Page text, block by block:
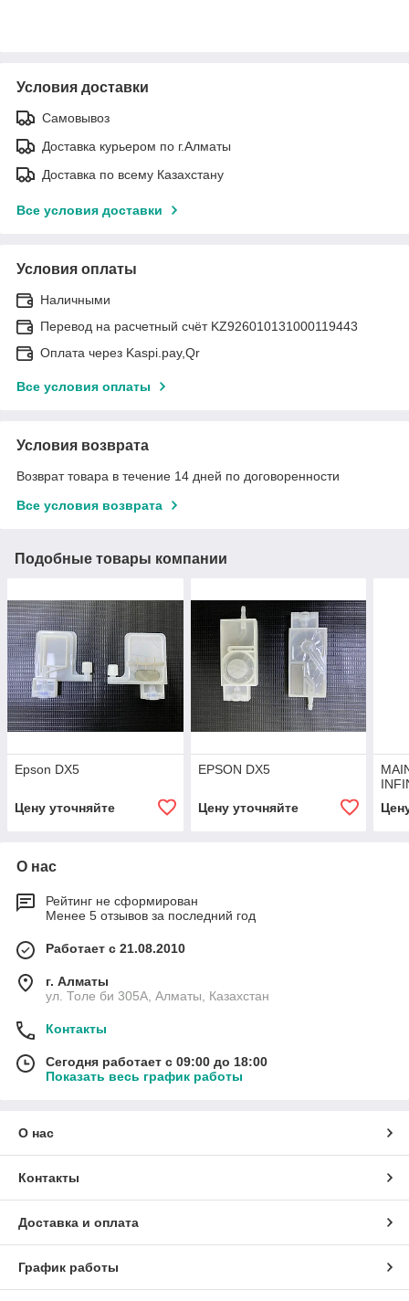
Условия доставки
Самовывоз
Доставка курьером по г.Алматы
Доставка по всему Казахстану
Все условия доставки
Условия оплаты
Наличными
Перевод на расчетный счёт KZ926010131000119443
Оплата через Kaspi.pay,Qr
Все условия оплаты
Условия возврата
Возврат товара в течение 14 дней по договоренности
Все условия возврата
Подобные товары компании
Epson DX5
Цену уточняйте
EPSON DX5
Цену уточняйте
О нас
Рейтинг не сформирован
Менее 5 отзывов за последний год
Работает с 21.08.2010
г. Алматы
ул. Толе би 305А, Алматы, Казахстан
Контакты
Сегодня работает с 09:00 до 18:00
Показать весь график работы
О нас
Контакты
Доставка и оплата
График работы